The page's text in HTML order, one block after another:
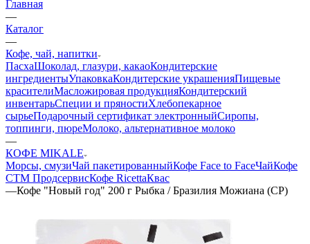
Главная
—
Каталог
—
Кофе, чай, напитки
ПасхаШоколад, глазури, какаоКондитерские
ингредиентыУпаковкаКондитерские украшенияПищевые
красителиМасложировая продукцияКондитерский
инвентарьСпеции и пряностиХлебопекарное
сырьеПодарочный сертификат электронныйСиропы,
топпинги, пюреМолоко, альтернативное молоко
—
КОФЕ MIKALE
Морсы, смузиЧай пакетированныйКофе Face to FaceЧайКофе
СТМ ПродсервисКофе RicettaКвас
—Кофе "Новый год" 200 г Рыбка / Бразилия Можиана (СР)